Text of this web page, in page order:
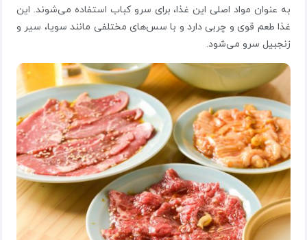
به عنوان مواد اصلی این غذا، برای سرو کباب استفاده می‌شوند. این
غذا طعم قوی و چربی دارد و با سس‌های مختلفی مانند سویا، سیر و
زنجبیل سرو می‌شود.